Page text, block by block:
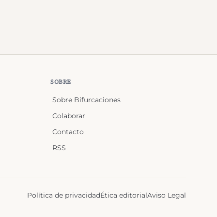
SOBRE
Sobre Bifurcaciones
Colaborar
Contacto
RSS
Política de privacidadÉtica editorialAviso Legal